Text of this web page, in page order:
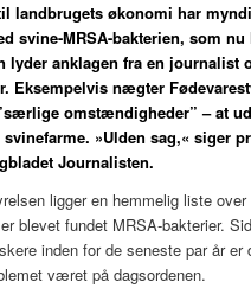
landbrugets økonomi har
svine-MRSA-bakterien, som
lyder anklagen fra en journalist
Eksempelvis nægter
omstændigheder” – at
»Ulden sag,« siger
Journalisten.
ligger en hemmelig liste
blevet fundet MRSA-bakterier.
inden for de seneste par år er
været på dagsordenen.